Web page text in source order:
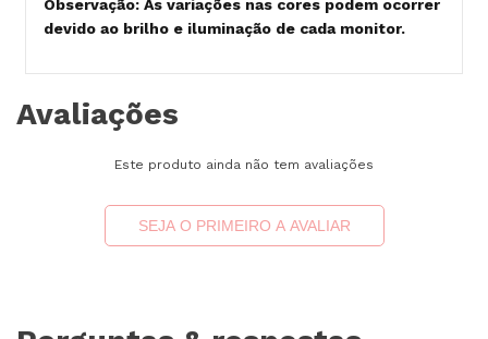
Observação: As variações nas cores podem ocorrer
devido ao brilho e iluminação de cada monitor.
Avaliações
Este produto ainda não tem avaliações
SEJA O PRIMEIRO A AVALIAR